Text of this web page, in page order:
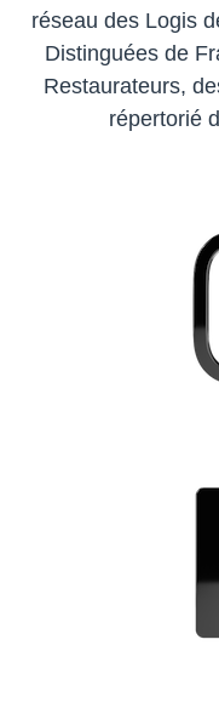
réseau des Logis
Distinguées de
Restaurateurs,
répertorié